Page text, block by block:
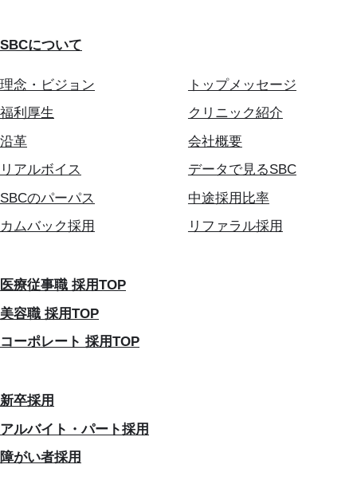
SBCについて
理念・ビジョン
トップメッセージ
福利厚生
クリニック紹介
沿革
会社概要
リアルボイス
データで見るSBC
SBCのパーパス
中途採用比率
カムバック採用
リファラル採用
医療従事職 採用TOP
美容職 採用TOP
コーポレート 採用TOP
新卒採用
アルバイト・パート採用
障がい者採用